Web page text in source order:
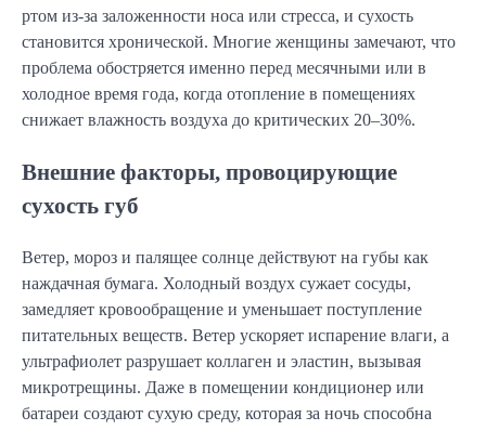
ртом из-за заложенности носа или стресса, и сухость
становится хронической. Многие женщины замечают, что
проблема обостряется именно перед месячными или в
холодное время года, когда отопление в помещениях
снижает влажность воздуха до критических 20–30%.
Внешние факторы, провоцирующие
сухость губ
Ветер, мороз и палящее солнце действуют на губы как
наждачная бумага. Холодный воздух сужает сосуды,
замедляет кровообращение и уменьшает поступление
питательных веществ. Ветер ускоряет испарение влаги, а
ультрафиолет разрушает коллаген и эластин, вызывая
микротрещины. Даже в помещении кондиционер или
батареи создают сухую среду, которая за ночь способна